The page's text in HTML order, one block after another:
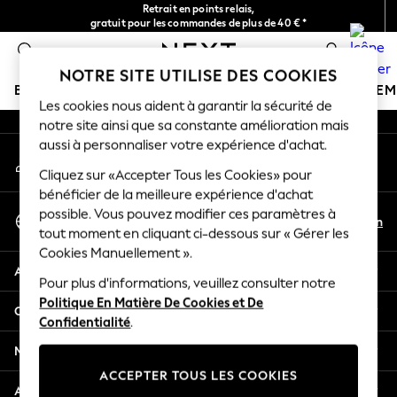
Retrait en points relais,
gratuit pour les commandes de plus de 40 € *
Livraison en 2-3 jours ouvrés*
BOUTIQUE VACANCES
HOLIDAY SHOP
Women's Holiday Shop
All Swimwear
All Beachwear
Bags & Accessories
Beach Dresses & Kaftans
Dresses
Flip Flops
Sliders
Jumpsuits & Playsuits
Linen Collection
Sandals
An error occurred on client
Nos réseaux sociaux
Mon compte
Connexion à votre compte
Sélectionnez Votre Langue
Français
En
Aide
Confidentialité et mentions légales
Ministères
Autres services
NOTRE SITE UTILISE DES COOKIES
Les cookies nous aident à garantir la sécurité de
notre site ainsi que sa constante amélioration mais
aussi à personnaliser votre expérience d'achat.
Cliquez sur «Accepter Tous les Cookies» pour
bénéficier de la meilleure expérience d'achat
possible. Vous pouvez modifier ces paramètres à
tout moment en cliquant ci-dessous sur « Gérer les
Cookies Manuellement ».
Pour plus d'informations, veuillez consulter notre
Politique En Matière De Cookies et De
Confidentialité.
ACCEPTER TOUS LES COOKIES